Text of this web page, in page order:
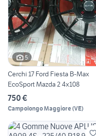
5
Cerchi 17 Ford Fiesta B-Max
EcoSport Mazda 2 4x108
750 €
Campolongo Maggiore(VE)